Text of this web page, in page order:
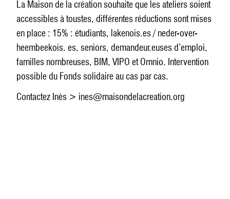
La Maison de la création souhaite que les ateliers soient
accessibles à toustes, différentes réductions sont mises
en place : 15% : étudiants, lakenois.es / neder-over-
heembeekois. es, seniors, demandeur.euses d’emploi,
familles nombreuses, BIM, VIPO et Omnio. Intervention
possible du Fonds solidaire au cas par cas.
Contactez Inès > ines@maisondelacreation.org